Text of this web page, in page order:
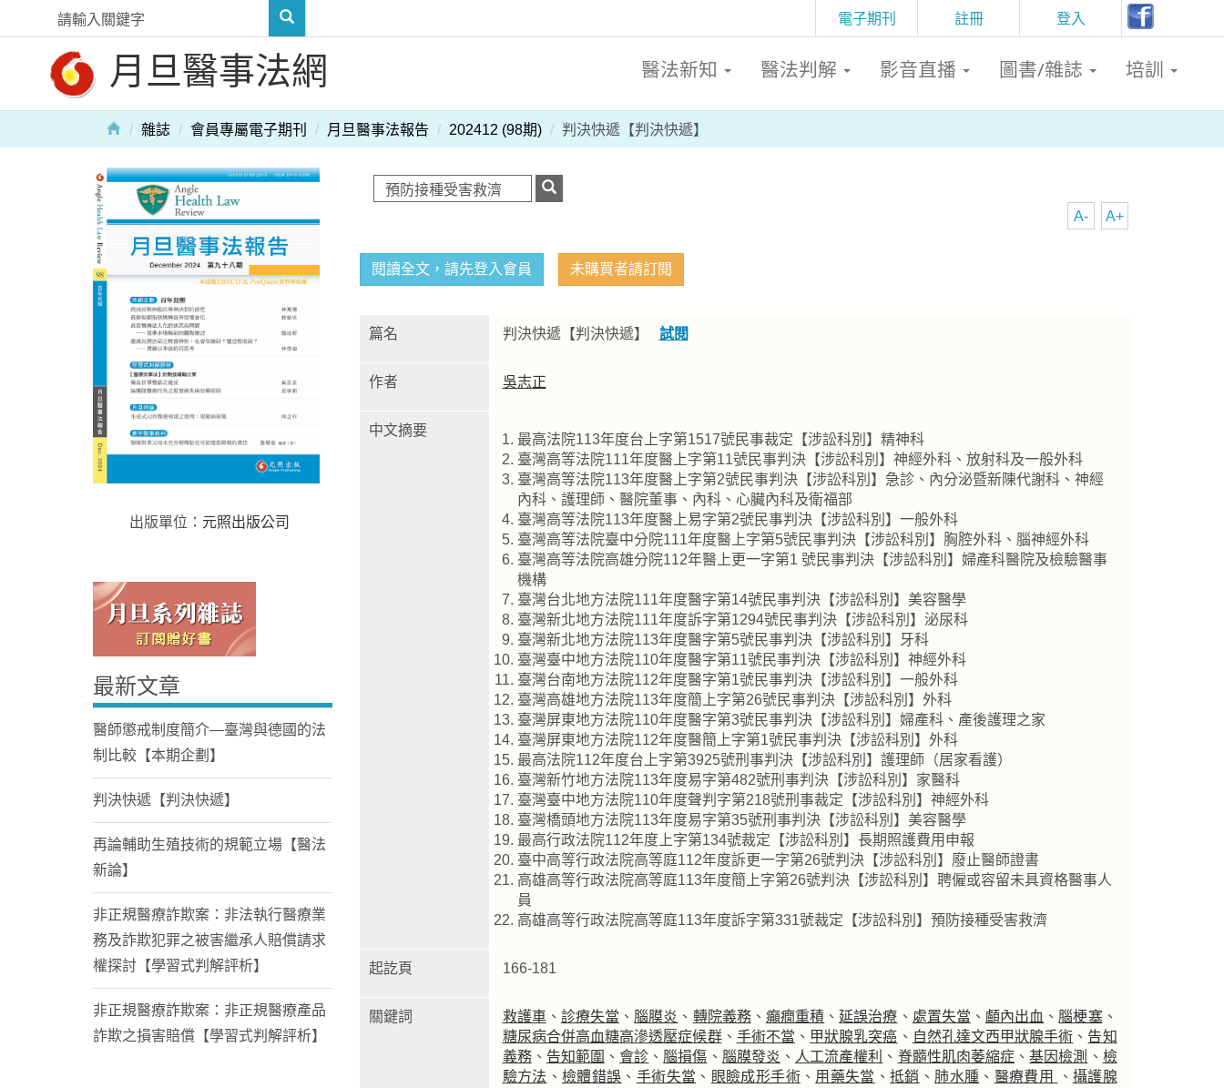
註冊 登入
電子期刊
月旦醫事法網 醫法新知 醫法判解 影音直播 圖書/雜誌 培訓
雜誌 會員專屬電子期刊 月旦醫事法報告 202412 (98期) 判決快遞【判決快遞】
A+
A-
閱讀全文，請先登入會員 未購買者請訂閱
篇名 判決快遞【判決快遞】 試閱
作者 吳志正
中文摘要
最高法院113年度台上字第1517號民事裁定【涉訟科別】精神科
臺灣高等法院111年度醫上字第11號民事判決【涉訟科別】神經外科、放射科及一般外科
臺灣高等法院113年度醫上字第2號民事判決【涉訟科別】急診、內分泌暨新陳代謝科、神經
內科、護理師、醫院董事、內科、心臟內科及衛福部
臺灣高等法院113年度醫上易字第2號民事判決【涉訟科別】一般外科
臺灣高等法院臺中分院111年度醫上字第5號民事判決【涉訟科別】胸腔外科、腦神經外科
臺灣高等法院高雄分院112年醫上更一字第1 號民事判決【涉訟科別】婦產科醫院及檢驗醫事
機構
臺灣台北地方法院111年度醫字第14號民事判決【涉訟科別】美容醫學
臺灣新北地方法院111年度訴字第1294號民事判決【涉訟科別】泌尿科
臺灣新北地方法院113年度醫字第5號民事判決【涉訟科別】牙科
臺灣臺中地方法院110年度醫字第11號民事判決【涉訟科別】神經外科
臺灣台南地方法院112年度醫字第1號民事判決【涉訟科別】一般外科
臺灣高雄地方法院113年度簡上字第26號民事判決【涉訟科別】外科
臺灣屏東地方法院110年度醫字第3號民事判決【涉訟科別】婦產科、產後護理之家
臺灣屏東地方法院112年度醫簡上字第1號民事判決【涉訟科別】外科
最高法院112年度台上字第3925號刑事判決【涉訟科別】護理師（居家看護）
臺灣新竹地方法院113年度易字第482號刑事判決【涉訟科別】家醫科
臺灣臺中地方法院110年度聲判字第218號刑事裁定【涉訟科別】神經外科
臺灣橋頭地方法院113年度易字第35號刑事判決【涉訟科別】美容醫學
最高行政法院112年度上字第134號裁定【涉訟科別】長期照護費用申報
臺中高等行政法院高等庭112年度訴更一字第26號判決【涉訟科別】廢止醫師證書
高雄高等行政法院高等庭113年度簡上字第26號判決【涉訟科別】聘僱或容留未具資格醫事人
員
高雄高等行政法院高等庭113年度訴字第331號裁定【涉訟科別】預防接種受害救濟
起訖頁 166-181
關鍵詞 救護車、 診療失當 、 腦膜炎 、 轉院義務、 癲癇重積 、 延誤治療 、 處置失當 、 顱內出血 、 腦梗塞、
糖尿病合併高血糖高滲透壓症候群、 手術不當 、 甲狀腺乳突癌 、 自然孔達文西甲狀腺手術 、 告知
義務、 告知範圍 、會診 、 腦損傷 、 腦膜發炎 、 人工流產權利 、 脊髓性肌肉萎縮症 、基因檢測 、 檢
驗方法 、 檢體錯誤 、 手術失當 、 眼瞼成形手術、 用藥失當 、抵銷 、 肺水腫 、 醫療費用 、 攝護腺
出版單位： 元照出版公司
最新文章
醫師懲戒制度簡介—臺灣與德國的法
制比較【本期企劃】
判決快遞【判決快遞】
再論輔助生殖技術的規範立場【醫法
新論】
非正規醫療詐欺案：非法執行醫療業
務及詐欺犯罪之被害繼承人賠償請求
權探討【學習式判解評析】
非正規醫療詐欺案：非正規醫療產品
詐欺之損害賠償【學習式判解評析】